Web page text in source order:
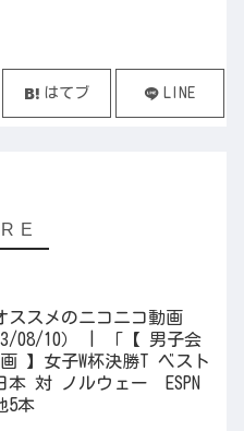
はてブ LINE
ススメのニコニコ動画
08/10） | 「【 男子会
画 】女子W杯決勝T ベスト
対 ノルウェー ESPN
5本